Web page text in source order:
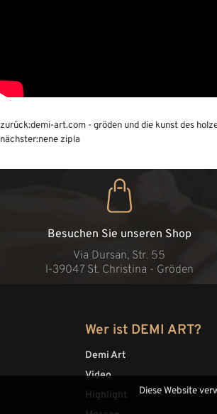
zurück:demi-art.com - gröden und die kunst des
nächster:nene zipla
Besuchen Sie unseren Shop
Via Dursan, Str. 55
l-39047 St. Christina - Gröden
Wer ist DEMI ART?
Demi Art
Video
Highlight
Diese Website